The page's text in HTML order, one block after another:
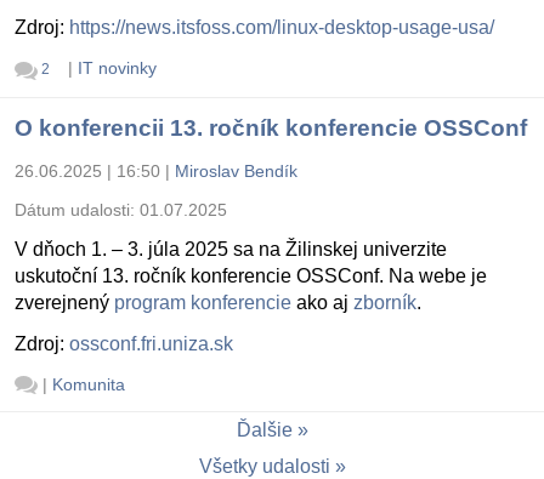
Zdroj: https://news.itsfoss.com/linux-desktop-usage-usa/
2 | IT novinky
O konferencii 13. ročník konferencie OSSConf
26.06.2025 | 16:50 | Miroslav Bendík
Dátum udalosti: 01.07.2025
V dňoch 1. – 3. júla 2025 sa na Žilinskej univerzite
uskutoční 13. ročník konferencie OSSConf. Na webe je
zverejnený program konferencie ako aj zborník.
Zdroj: ossconf.fri.uniza.sk
| Komunita
Ďalšie
Všetky udalosti